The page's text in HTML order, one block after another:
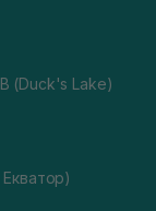
(Duck's Lake)
Екватор)